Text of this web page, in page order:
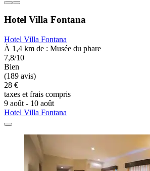
Hotel Villa Fontana
Hotel Villa Fontana
À 1,4 km de : Musée du phare
7,8/10
Bien
(189 avis)
28 €
taxes et frais compris
9 août - 10 août
Hotel Villa Fontana